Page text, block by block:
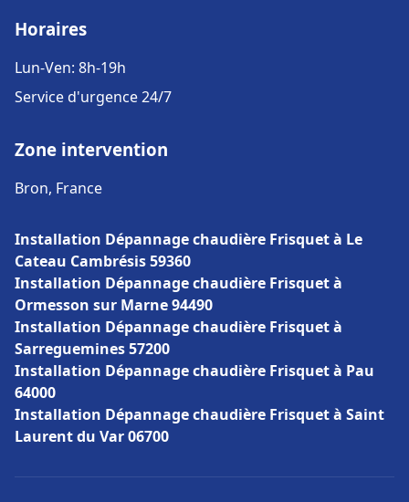
Horaires
Lun-Ven: 8h-19h
Service d'urgence 24/7
Zone intervention
Bron, France
Installation Dépannage chaudière Frisquet à Le
Cateau Cambrésis 59360
Installation Dépannage chaudière Frisquet à
Ormesson sur Marne 94490
Installation Dépannage chaudière Frisquet à
Sarreguemines 57200
Installation Dépannage chaudière Frisquet à Pau
64000
Installation Dépannage chaudière Frisquet à Saint
Laurent du Var 06700